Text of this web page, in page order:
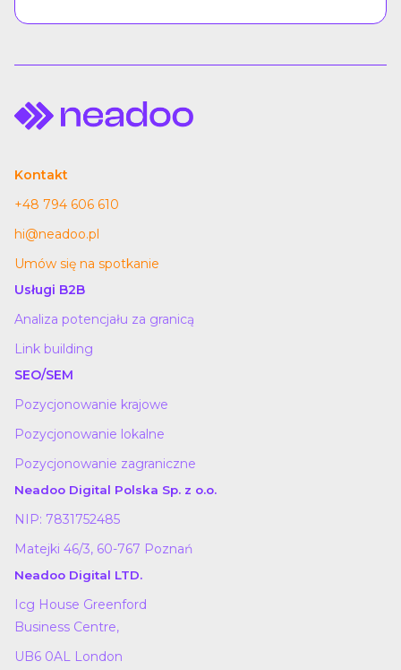
Kontakt
+48 794 606 610
hi@neadoo.pl
Umów się na spotkanie
Usługi B2B
Analiza potencjału za granicą
Link building
SEO/SEM
Pozycjonowanie krajowe
Pozycjonowanie lokalne
Pozycjonowanie zagraniczne
Neadoo Digital Polska Sp. z o.o.
NIP: 7831752485
Matejki 46/3, 60-767 Poznań
Neadoo Digital LTD.
Icg House Greenford
Business Centre,
UB6 0AL London